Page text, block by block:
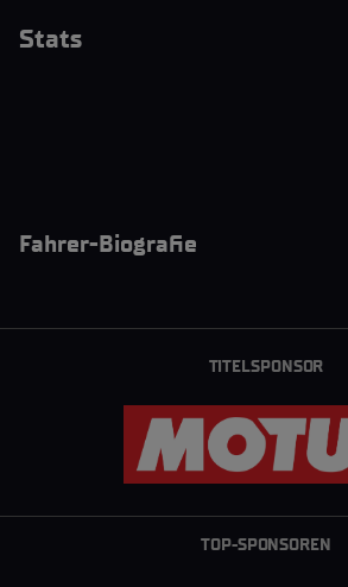
Stats
Fahrer-Biografie
TITELSPONSOR
TOP-SPONSOREN